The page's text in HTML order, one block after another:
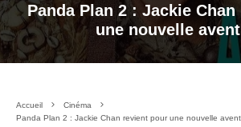
Panda Plan 2 : Jackie
une nouvelle
Accueil
Cinéma
Panda Plan 2 : Jackie Chan revient pour une nouvelle